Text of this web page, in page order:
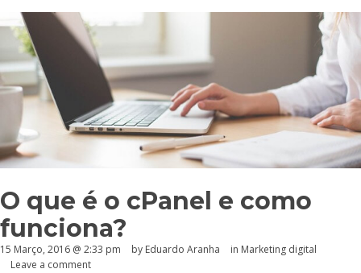
O que é o cPanel e como
funciona?
15 Março, 2016 @ 2:33 pm by Eduardo Aranha in Marketing digital
Leave a comment